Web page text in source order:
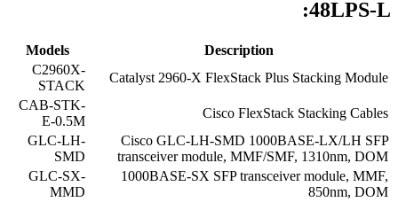
48LPS-L:
Description
Models
Catalyst 2960-X FlexStack Plus Stacking Module
C2960X-
STACK
Cisco FlexStack Stacking Cables
CAB-STK-
E-0.5M
Cisco GLC-LH-SMD 1000BASE-LX/LH SFP
transceiver module, MMF/SMF, 1310nm, DOM
GLC-LH-
SMD
1000BASE-SX SFP transceiver module, MMF,
850nm, DOM
GLC-SX-
MMD